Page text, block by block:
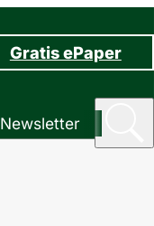
Gratis ePaper
Newsletter